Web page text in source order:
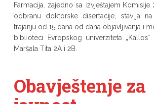
Farmacija, zajedno sa izvještajem Komisije
odbranu doktorske disertacije, stavlja
trajanju od 15 dana od dana objavljivanja i
biblioteci Evropskog univerziteta
Maršala Tita 2A i 2B.
Obavještenje za